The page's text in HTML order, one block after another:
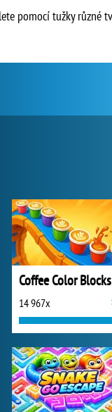
pomocí tužky různé
Coffee Color Blocks
14 967x